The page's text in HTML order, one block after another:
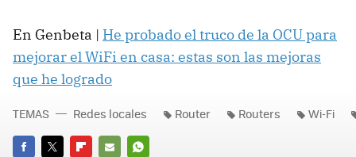
En Genbeta | He probado el truco de la OCU para
mejorar el WiFi en casa: estas son las mejoras
que he logrado
TEMAS Redes locales Router Routers Wi-Fi